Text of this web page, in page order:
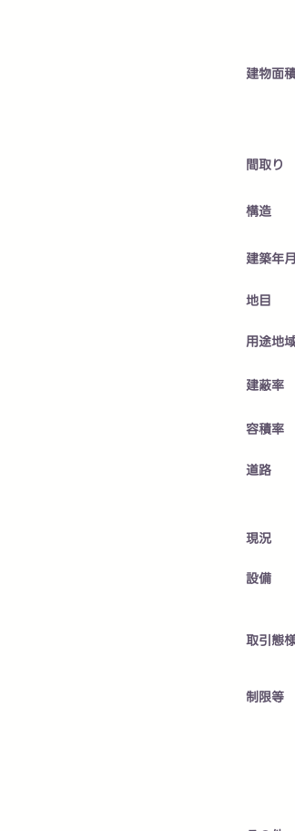
建物面
​間取り
​構造
建築年
地目
用途地
建蔽率
容積率
道路
​現況
設備
取引態
制限等